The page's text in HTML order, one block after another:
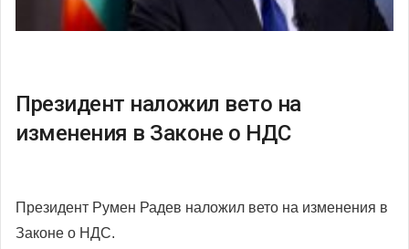
Президент наложил вето на
изменения в Законе о НДС
Президент Румен Радев наложил вето на изменения в
Законе о НДС.